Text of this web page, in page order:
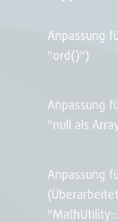
Anpassung
"ord()")
Anpassung
"null als
Anpassung